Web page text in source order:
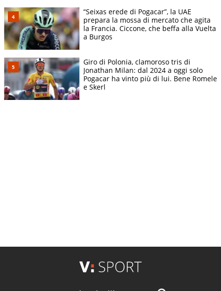
“Seixas erede di Pogacar”, la UAE
prepara la mossa di mercato che agita
la Francia. Ciccone, che beffa alla Vuelta
a Burgos
Giro di Polonia, clamoroso tris di
Jonathan Milan: dal 2024 a oggi solo
Pogacar ha vinto più di lui. Bene Romele
e Skerl